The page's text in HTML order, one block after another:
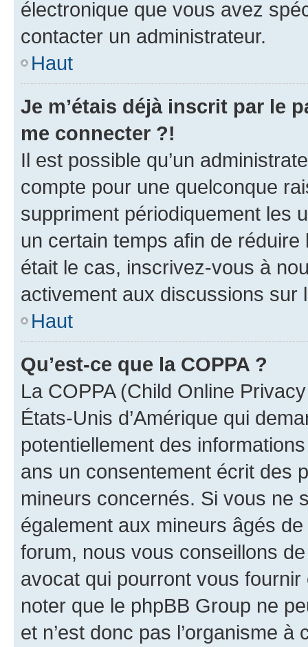
électronique que vous avez
contacter un administrateur.
Haut
Je m’étais déjà inscrit par le
me connecter ?!
Il est possible qu’un
compte pour une quelconque
suppriment périodiquement les
un certain temps afin de
était le cas, inscrivez-vous à
activement aux discussions sur
Haut
Qu’est-ce que la COPPA ?
La COPPA (Child Online
États-Unis d’Amérique qui
potentiellement des
ans un consentement écrit des
mineurs concernés. Si vous ne
également aux mineurs âgés
forum, nous vous conseillons
avocat qui pourront vous
noter que le phpBB Group ne
et n’est donc pas l’organisme